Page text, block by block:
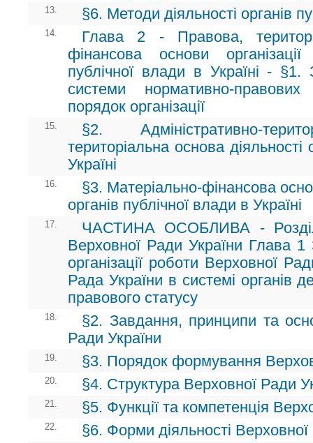
13. §6. Методи діяльності органів
14.
Глава 2 - Правова,
фінансова основи
публічної влади в Україні - §1.
системи нормативно-
порядок організації
15.
§2. Адміністративно-
територіальна основа діяльності
Україні
16.
§3. Матеріально-фінансова
органів публічної влади в Україні
17.
ЧАСТИНА ОСОБЛИВА - Розділ
Верховної Ради України Глава 1
організації роботи Верховної
Рада України в системі органів
правового статусу
18.
§2. Завдання, принципи та
Ради України
19. §3. Порядок формування
20. §4. Структура Верховної Ради
21. §5. Функції та компетенція
22. §6. Форми діяльності